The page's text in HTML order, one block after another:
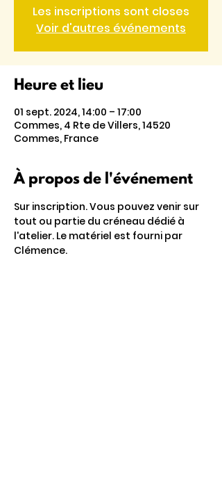
Les inscriptions sont closes
Voir d'autres événements
Heure et lieu
01 sept. 2024, 14:00 – 17:00
Commes, 4 Rte de Villers, 14520
Commes, France
À propos de l'événement
Sur inscription. Vous pouvez venir sur
tout ou partie du créneau dédié à
l'atelier. Le matériel est fourni par
Clémence.